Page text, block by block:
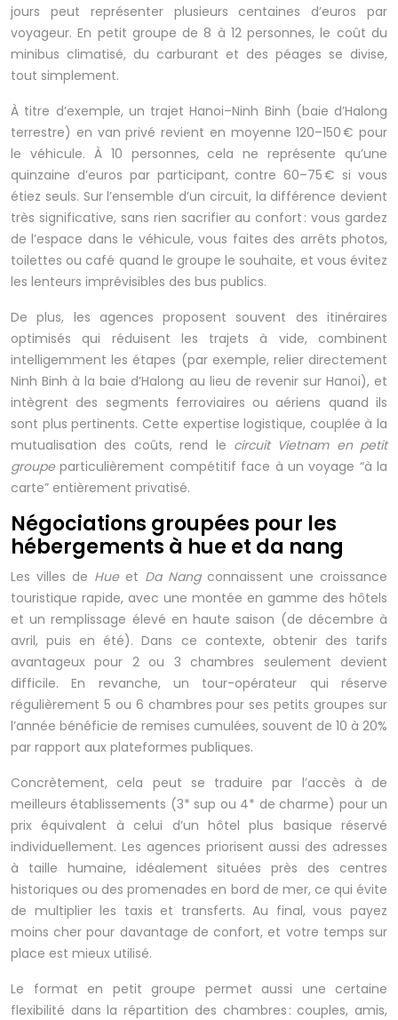
jours peut représenter plusieurs centaines d’euros par
voyageur. En petit groupe de 8 à 12 personnes, le coût du
minibus climatisé, du carburant et des péages se divise,
tout simplement.
À titre d’exemple, un trajet Hanoi–Ninh Binh (baie d’Halong
terrestre) en van privé revient en moyenne 120–150 € pour
le véhicule. À 10 personnes, cela ne représente qu’une
quinzaine d’euros par participant, contre 60–75 € si vous
étiez seuls. Sur l’ensemble d’un circuit, la différence devient
très significative, sans rien sacrifier au confort : vous gardez
de l’espace dans le véhicule, vous faites des arrêts photos,
toilettes ou café quand le groupe le souhaite, et vous évitez
les lenteurs imprévisibles des bus publics.
De plus, les agences proposent souvent des itinéraires
optimisés qui réduisent les trajets à vide, combinent
intelligemment les étapes (par exemple, relier directement
Ninh Binh à la baie d’Halong au lieu de revenir sur Hanoi), et
intègrent des segments ferroviaires ou aériens quand ils
sont plus pertinents. Cette expertise logistique, couplée à la
mutualisation des coûts, rend le circuit Vietnam en petit
groupe particulièrement compétitif face à un voyage “à la
carte” entièrement privatisé.
Négociations groupées pour les
hébergements à hue et da nang
Les villes de Hue et Da Nangconnaissent une croissance
touristique rapide, avec une montée en gamme des hôtels
et un remplissage élevé en haute saison (de décembre à
avril, puis en été). Dans ce contexte, obtenir des tarifs
avantageux pour 2 ou 3 chambres seulement devient
difficile. En revanche, un tour-opérateur qui réserve
régulièrement 5 ou 6 chambres pour ses petits groupes sur
l’année bénéficie de remises cumulées, souvent de 10 à 20%
par rapport aux plateformes publiques.
Concrètement, cela peut se traduire par l’accès à de
meilleurs établissements (3* sup ou 4* de charme) pour un
prix équivalent à celui d’un hôtel plus basique réservé
individuellement. Les agences priorisent aussi des adresses
à taille humaine, idéalement situées près des centres
historiques ou des promenades en bord de mer, ce qui évite
de multiplier les taxis et transferts. Au final, vous payez
moins cher pour davantage de confort, et votre temps sur
place est mieux utilisé.
Le format en petit groupe permet aussi une certaine
flexibilité dans la répartition des chambres : couples, amis,